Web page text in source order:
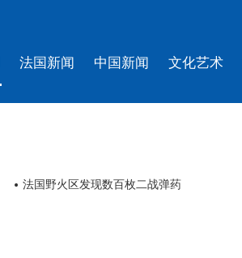
法国新闻 中国新闻 文化艺术
法国野火区发现数百枚二战弹药